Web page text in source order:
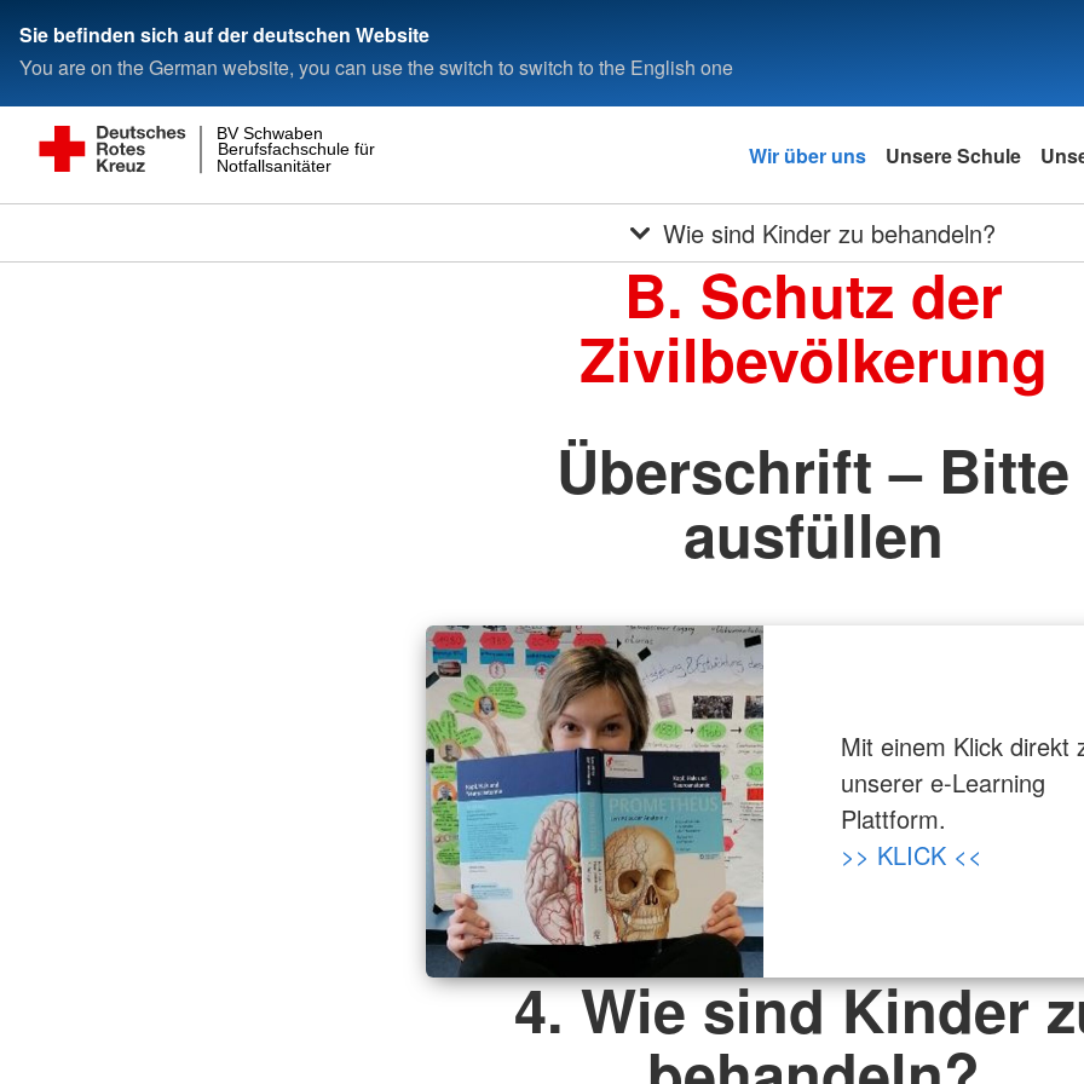
Sie befinden sich auf der deutschen Website
You are on the German website, you can use the switch to switch to the English one
Notfallsanitäter
Berufsfachschule für
BV Schwaben
Wir über uns Unsere Schule
Wie sind Kinder zu behandeln?
B. Schutz der
Zivilbevölkerung
Überschrift – Bitte
ausfüllen
Mit einem Klick direkt
unserer e-Learning
Plattform.
>> KLICK <<
4. Wie sind Kinder